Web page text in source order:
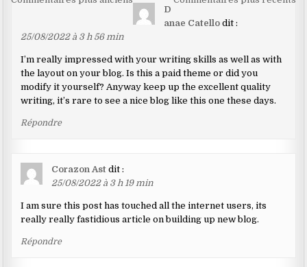
les
commentaires
D
anae Catello dit :
25/08/2022 à 3 h 56 min
I’m really impressed with your writing skills as well as with
the layout on your blog. Is this a paid theme or did you
modify it yourself? Anyway keep up the excellent quality
writing, it’s rare to see a nice blog like this one these days.
Répondre
Corazon Ast dit :
25/08/2022 à 3 h 19 min
I am sure this post has touched all the internet users, its
really really fastidious article on building up new blog.
Répondre